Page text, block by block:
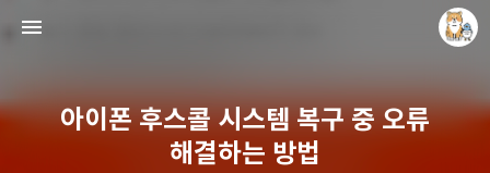
아이폰 후스콜 시스템 복구 중 오류
해결하는 방법